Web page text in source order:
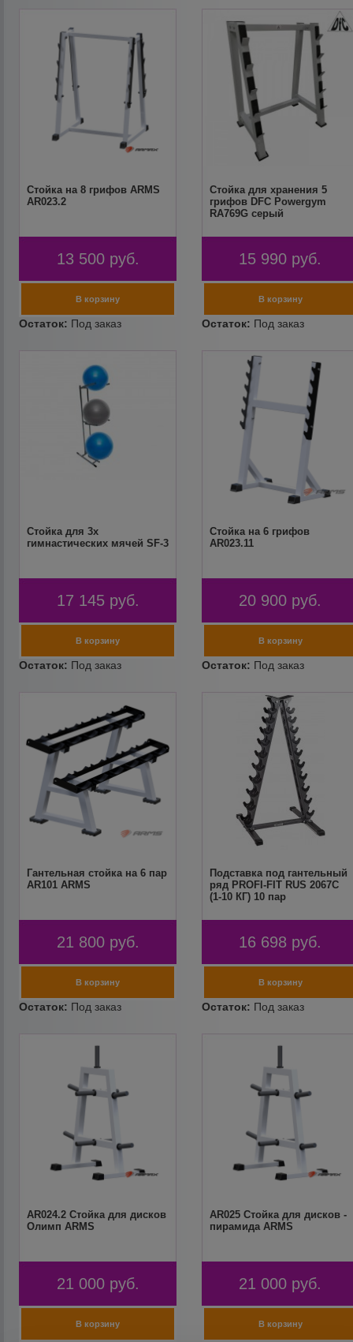
Стойка на 8 грифов ARMS
AR023.2
13 500 руб.
Стойка для хранения 5
грифов DFC Powergym
RA769G серый
15 990 руб.
Стойка для 3х
гимнастических мячей SF-3
17 145 руб.
Стойка на 6 грифов
AR023.11
20 900 руб.
Гантельная стойка на 6 пар
AR101 ARMS
21 800 руб.
Подставка под гантельный
ряд PROFI-FIT RUS 2067C
(1-10 КГ) 10 пар
16 698 руб.
AR024.2 Стойка для дисков
Олимп ARMS
21 000 руб.
AR025 Стойка для дисков -
пирамида ARMS
21 000 руб.